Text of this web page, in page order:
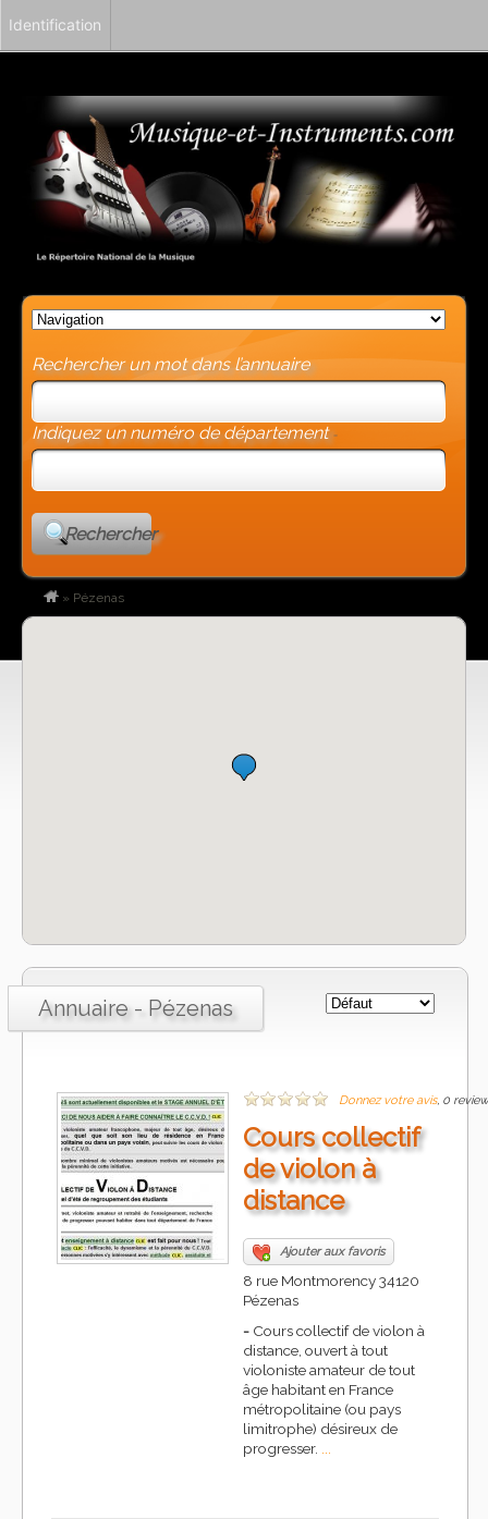
Rechercher un mot dans l’annuaire
Indiquez un numéro de département -
Rechercher
» Pézenas
Annuaire - Pézenas
Donnez votre avis, 0
Cours collectif
de violon à
distance
Ajouter aux favoris
8 rue Montmorency 34120
Pézenas
- Cours collectif de violon à
distance, ouvert à tout
violoniste amateur de tout
âge habitant en France
métropolitaine (ou pays
limitrophe) désireux de
progresser. ...
Identification